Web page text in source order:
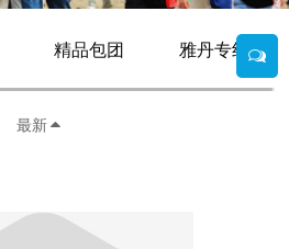
精品包团 雅丹专线
最新